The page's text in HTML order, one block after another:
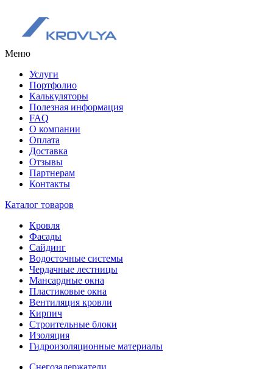
Меню
Услуги
Портфолио
Калькуляторы
Полезная информация
FAQ
О компании
Оплата
Доставка
Отзывы
Партнерам
Контакты
Каталог товаров
Кровля
Фасады
Сайдинг
Водосточные системы
Чердачные лестницы
Мансардные окна
Пластиковые окна
Вентиляция кровли
Кирпич
Строительные блоки
Изоляция
Гидроизоляционные материалы
Снегозадержатели